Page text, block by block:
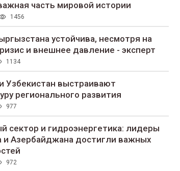
часть мировой истории
1456
устойчива, несмотря на
и внешнее давление - эксперт
1134
Узбекистан выстраивают
регионального развития
977
сектор и гидроэнергетика: лидеры
и Азербайджана достигли важных
972